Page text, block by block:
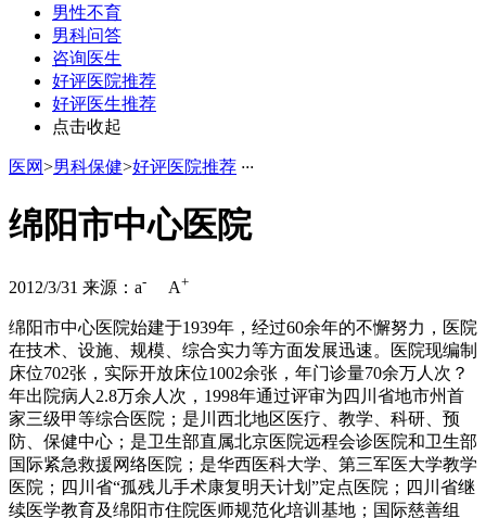
男性不育
男科问答
咨询医生
好评医院推荐
好评医生推荐
点击收起
医网>男科保健>好评医院推荐 ···
绵阳市中心医院
2012/3/31 来源： a- A+
绵阳市中心医院始建于1939年，经过60余年的不懈努力，医院
在技术、设施、规模、综合实力等方面发展迅速。医院现编制
床位702张，实际开放床位1002余张，年门诊量70余万人次？
年出院病人2.8万余人次，1998年通过评审为四川省地市州首
家三级甲等综合医院；是川西北地区医疗、教学、科研、预
防、保健中心；是卫生部直属北京医院远程会诊医院和卫生部
国际紧急救援网络医院；是华西医科大学、第三军医大学教学
医院；四川省“孤残儿手术康复明天计划”定点医院；四川省继
续医学教育及绵阳市住院医师规范化培训基地；国际慈善组